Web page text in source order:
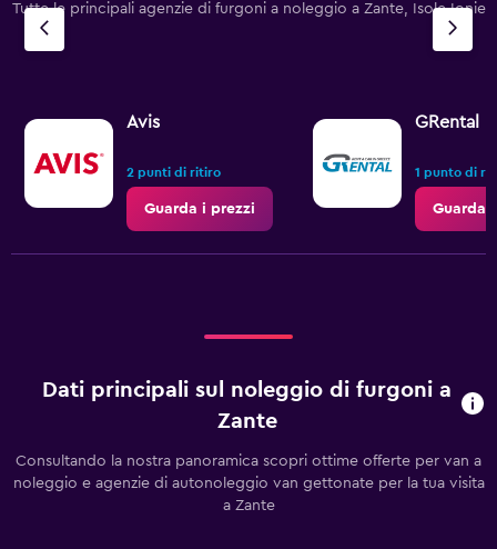
has
1
Y
values.
0
Tutte le principali agenzie di furgoni a noleggio a Zante, Isole Ionie
Avis
2 punti di ritiro
Guarda i prezzi
GRental
1 punto di
Guarda
Dati principali sul noleggio di furgoni a
Zante
Consultando la nostra panoramica scopri ottime offerte per van a
noleggio e agenzie di autonoleggio van gettonate per la tua visita
a Zante